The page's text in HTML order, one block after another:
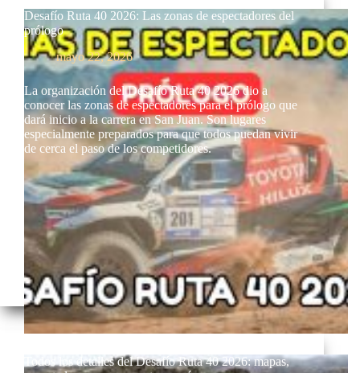
Desafío Ruta 40 2026: Las zonas de espectadores del
prólogo
mayo 22, 2026
La organización del Desafío Ruta 40 2026 dio a
conocer las zonas de espectadores para el prólogo que
dará inicio a la carrera en San Juan. Son lugares
especialmente preparados para que todos puedan vivir
de cerca el paso de los competidores.
Todos los detalles del Desafío Ruta 40 2026: mapas,